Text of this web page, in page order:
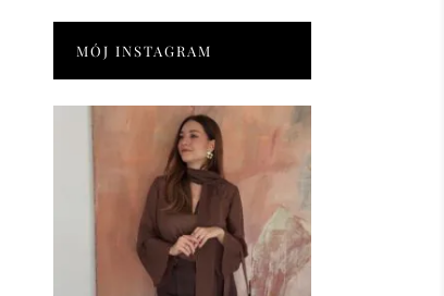
MÓJ INSTAGRAM